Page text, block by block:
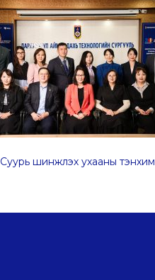
Суурь шинжлэх ухааны тэнхим